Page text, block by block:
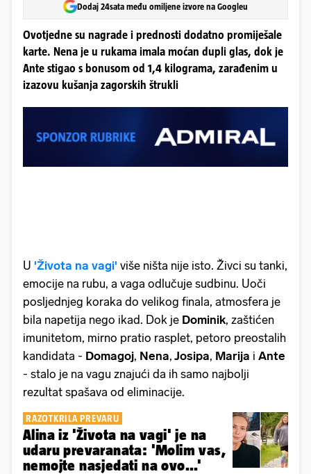
Dodaj 24sata među omiljene izvore na Googleu
Ovotjedne su nagrade i prednosti dodatno promiješale
karte. Nena je u rukama imala moćan dupli glas, dok je
Ante stigao s bonusom od 1,4 kilograma, zarađenim u
izazovu kušanja zagorskih štrukli
U 'Života na vagi' više ništa nije isto. Živci su tanki,
emocije na rubu, a vaga odlučuje sudbinu. Uoči
posljednjeg koraka do velikog finala, atmosfera je
bila napetija nego ikad. Dok je Dominik, zaštićen
imunitetom, mirno pratio rasplet, petoro preostalih
kandidata - Domagoj, Nena, Josipa, Marija i Ante
- stalo je na vagu znajući da ih samo najbolji
rezultat spašava od eliminacije.
RAZOTKRILA PREVARU
Alina iz 'Života na vagi' je na
udaru prevaranata: 'Molim vas,
nemojte nasjedati na ovo...'